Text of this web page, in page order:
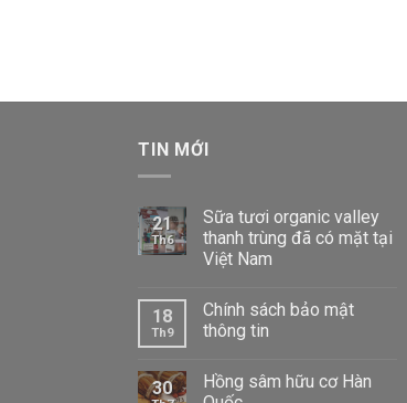
TIN MỚI
21
Th6
Sữa tươi organic valley
thanh trùng đã có mặt tại
Việt Nam
18
Th9
Chính sách bảo mật
thông tin
30
Hồng sâm hữu cơ Hàn